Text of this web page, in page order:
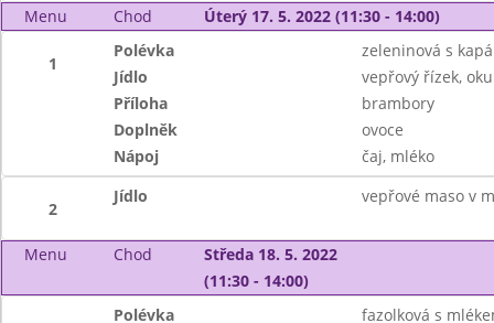
Menu Chod Úterý 17. 5. 2022 (11:30 - 14:00)
1
Polévka
zeleninová s
Jídlo
vepřový řízek,
Příloha
brambory
Doplněk
ovoce
Nápoj
čaj, mléko
2
Jídlo vepřové maso v
Menu Chod
Středa 18. 5. 2022
(11:30 - 14:00)
Polévka
fazolková s